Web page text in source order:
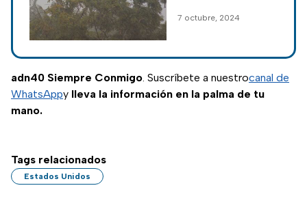
trayectoria
Conagua advierte
ciclón "devastador";
sigue su trayectoria
en vivo.
7 octubre, 2024
adn40 Siempre Conmigo. Suscríbete a nuestrocanal de
WhatsAppy lleva la información en la palma de tu
mano.
Tags relacionados
Estados Unidos